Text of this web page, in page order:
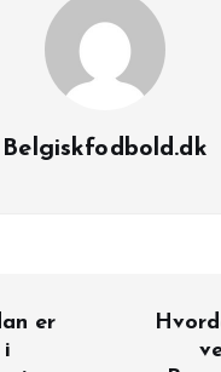
Belgiskfodbold.dk
er
i